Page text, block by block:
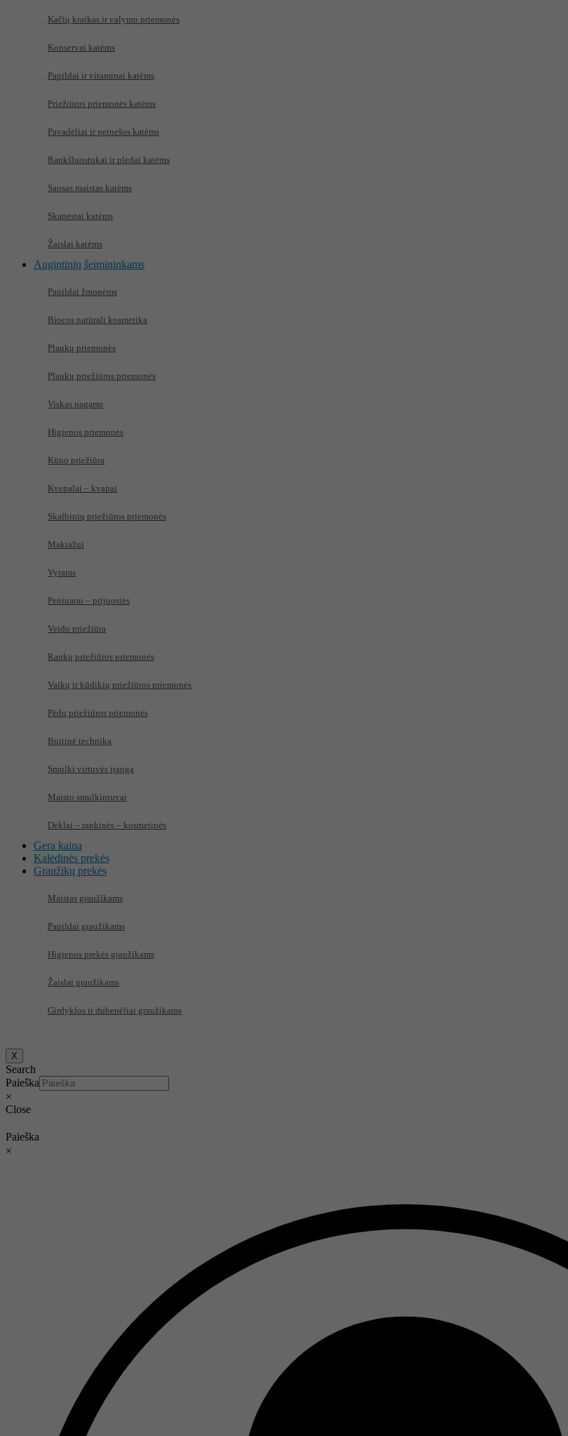
Kačių kraikas ir valymo priemonės
Konservai katėms
Papildai ir vitaminai katėms
Priežiūros priemonės katėms
Pavadėliai ir petnešos katėms
Rankšluostukai ir pledai katėms
Sausas maistas katėms
Skanėstai katėms
Žaislai katėms
Augintinių šeimininkams
Papildai žmonėms
Biocos natūrali kosmetika
Plaukų priemonės
Plaukų priežiūros priemonės
Viskas nagams
Higienos priemonės
Kūno priežiūra
Kvepalai – kvapai
Skalbinių priežiūros priemonės
Makiažui
Vyrams
Peniuarai – prijuostės
Veido priežiūra
Rankų priežiūros priemonės
Vaikų ir kūdikių priežiūros priemonės
Pėdų priežiūros priemonės
Buitinė technika
Smulki virtuvės įranga
Maisto smulkintuvai
Dėklai – rankinės – kosmetinės
Gera kaina
Kalėdinės prekės
Graužikų prekės
Maistas graužikams
Papildai graužikams
Higienos prekės graužikams
Žaislai graužikams
Girdyklos ir dubenėliai graužikams
X
Search
Paieška
×
Close
Paieška
×